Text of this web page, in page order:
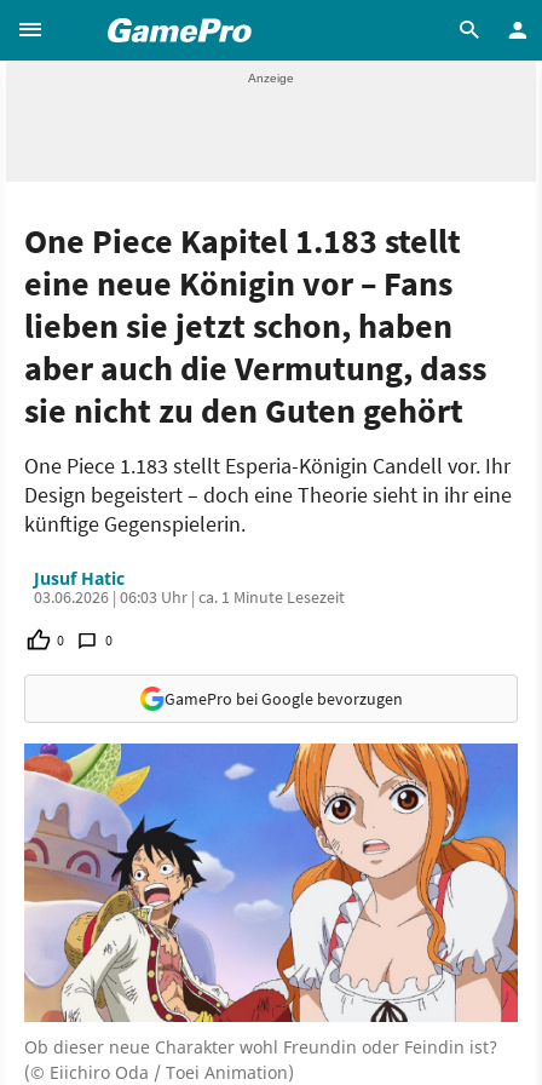
One Piece Kapitel 1.183 stellt
eine neue Königin vor – Fans
lieben sie jetzt schon, haben
aber auch die Vermutung, dass
sie nicht zu den Guten gehört
One Piece 1.183 stellt Esperia-Königin Candell vor. Ihr
Design begeistert – doch eine Theorie sieht in ihr eine
künftige Gegenspielerin.
Jusuf Hatic
03.06.2026 | 06:03 Uhr | ca. 1 Minute Lesezeit
0 0
GamePro bei Google bevorzugen
Ob dieser neue Charakter wohl Freundin oder Feindin ist?
(© Eiichiro Oda / Toei Animation)